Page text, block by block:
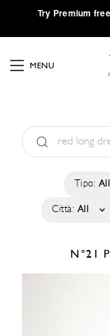
·Try Premium
MENU
Tipo: All
Città: All
N°21